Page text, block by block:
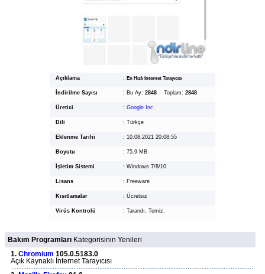
Açıklama : En Hızlı Internet Tarayıcısı
İndirilme Sayısı : Bu Ay: 2848 Toplam: 2848
Üretici : Google Inc.
Dili : Türkçe
Eklenme Tarihi : 10.08.2021 20:08:55
Boyutu : 75.9 MB
İşletim Sistemi : Windows 7/8/10
Lisans : Freeware
Kısıtlamalar : Ücretsiz
Virüs Kontrolü : Tarandı, Temiz.
Bakım Programları Kategorisinin Yenileri
1. Chromium 105.0.5183.0
Açık Kaynaklı İnternet Tarayıcısı